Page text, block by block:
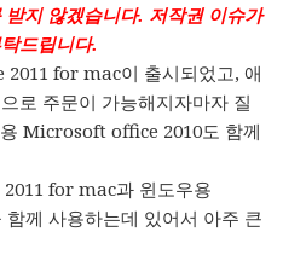
지 않겠습니다. 저작권 이슈가
드립니다.
for mac이 출시되었고, 애
로 주문이 가능해지자마자 질
Microsoft office 2010도 함께
for mac과 윈도우용
께 사용하는데 있어서 아주 큰